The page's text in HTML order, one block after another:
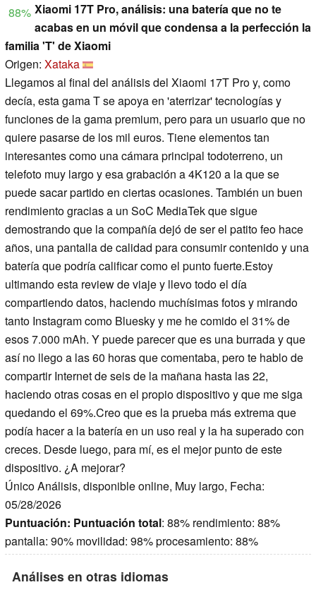
88% Xiaomi 17T Pro, análisis: una batería que no te
acabas en un móvil que condensa a la perfección la
familia 'T' de Xiaomi
Origen: Xataka
Llegamos al final del análisis del Xiaomi 17T Pro y, como
decía, esta gama T se apoya en 'aterrizar' tecnologías y
funciones de la gama premium, pero para un usuario que no
quiere pasarse de los mil euros. Tiene elementos tan
interesantes como una cámara principal todoterreno, un
telefoto muy largo y esa grabación a 4K120 a la que se
puede sacar partido en ciertas ocasiones. También un buen
rendimiento gracias a un SoC MediaTek que sigue
demostrando que la compañía dejó de ser el patito feo hace
años, una pantalla de calidad para consumir contenido y una
batería que podría calificar como el punto fuerte.Estoy
ultimando esta review de viaje y llevo todo el día
compartiendo datos, haciendo muchísimas fotos y mirando
tanto Instagram como Bluesky y me he comido el 31% de
esos 7.000 mAh. Y puede parecer que es una burrada y que
así no llego a las 60 horas que comentaba, pero te hablo de
compartir Internet de seis de la mañana hasta las 22,
haciendo otras cosas en el propio dispositivo y que me siga
quedando el 69%.Creo que es la prueba más extrema que
podía hacer a la batería en un uso real y la ha superado con
creces. Desde luego, para mí, es el mejor punto de este
dispositivo. ¿A mejorar?
Único Análisis, disponible online, Muy largo, Fecha:
05/28/2026
Puntuación: Puntuación total: 88% rendimiento: 88%
pantalla: 90% movilidad: 98% procesamiento: 88%
Análises en otras idiomas